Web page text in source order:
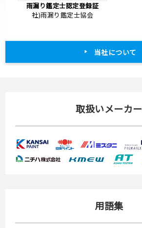
雨漏り鑑定士認定登録証
社)雨漏り鑑定士協会
当社について
取扱いメーカー
用語集